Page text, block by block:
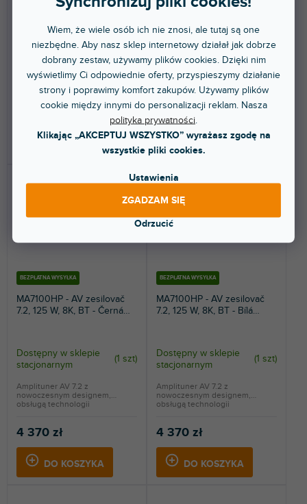
Wiem, że wiele osób ich nie znosi, ale tutaj są one
niezbędne. Aby nasz sklep internetowy działał jak dobrze
dobrany zestaw, używamy plików cookies. Dzięki nim
wyświetlimy Ci odpowiednie oferty, przyspieszymy działanie
strony i poprawimy komfort zakupów. Używamy plików
cookie między innymi do personalizacji reklam. Nasza
polityka prywatności
Klikając „AKCEPTUJ WSZYSTKO” wyrażasz zgodę na
wszystkie pliki cookies.
Ustawienia
Odrzucić
ZGADZAM SIĘ
Dostępny w sklepie
stacjonarnym
1 szt
2 447 zł
DO KOSZYKA
Stylowy wzmacniacz AV z prostą
obsługą, nowoczesnym
Dostępny w sklepie
stacjonarnym
1 szt
3 496 zł
DO KOSZYKA
Amplituner AV 7.2 z prostą
obsługą, nowoczesnym
BEZPŁATNA WYSYŁKA
MA7100HP - AV zesilovač
7.2, 125 W, 8K, BT - Černá
Dostępny w sklepie
stacjonarnym
(1 szt)
4 370 zł
DO KOSZYKA
Amplituner AV 7.2 z
nowoczesnym designem,
obsługą technologii
BEZPŁATNA WYSYŁKA
MA7100HP - AV zesilovač
7.2, 125 W, 8K, BT - Bílá
Dostępny w sklepie
stacjonarnym
(1 szt)
4 370 zł
DO KOSZYKA
Amplituner AV 7.2 z
nowoczesnym designem,
obsługą technologii